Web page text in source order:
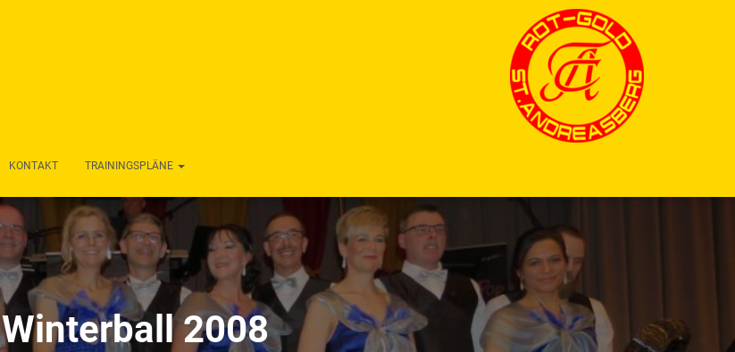
KONTAKT TRAININGSPLÄNE
Winterball 2008